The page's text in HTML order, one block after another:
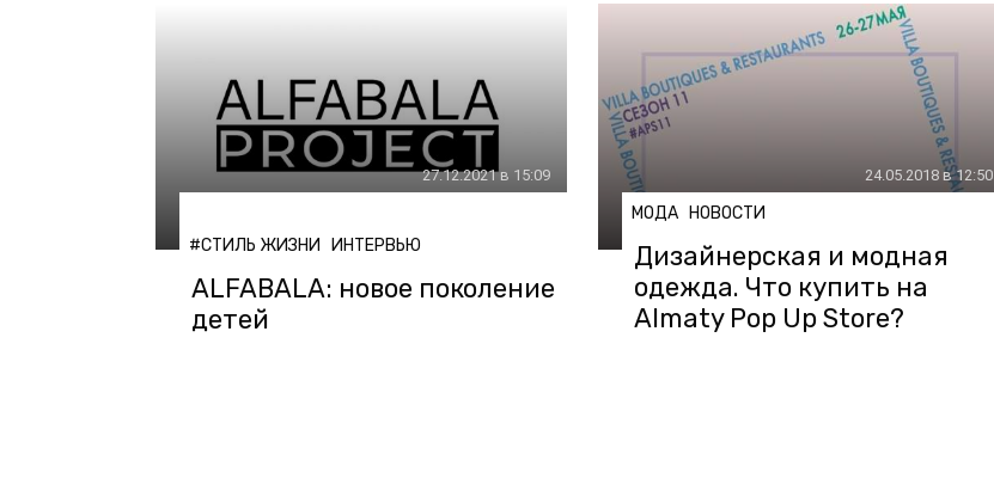
27.12.2021 в 15:09
#СТИЛЬ ЖИЗНИ ИНТЕРВЬЮ
ALFABALA: новое поколение
детей
24.05.2018 в 12:50
МОДА НОВОСТИ
Дизайнерская и модная
одежда. Что купить на
Almaty Pop Up Store?